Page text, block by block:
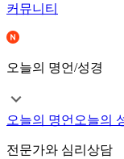
커뮤니티
오늘의 명언/성경
오늘의 명언 오늘의
전문가와 심리상담